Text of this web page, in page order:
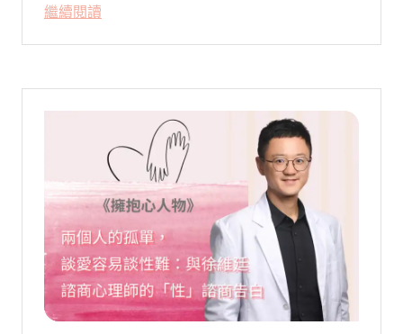
父母心中最深沉的恐懼。
繼續閱讀